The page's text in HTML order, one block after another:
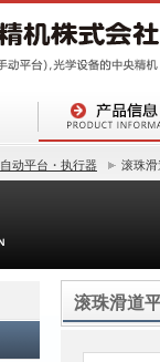
自动平台・执行器 滚珠滑
滚珠滑道